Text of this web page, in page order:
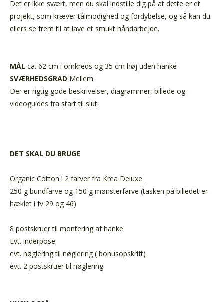
Det er ikke svært, men du skal indstille dig på at dette er et
projekt, som kræver tålmodighed og fordybelse, og så kan du
ellers se frem til at lave et smukt håndarbejde.
MÅL ca. 62 cm i omkreds og 35 cm høj uden hanke
SVÆRHEDSGRAD Mellem
Der er rigtig gode beskrivelser, diagrammer, billede og
videoguides fra start til slut.
DET SKAL DU BRUGE
Organic Cotton i 2 farver fra Krea Deluxe
250 g bundfarve og 150 g mønsterfarve (tasken på billedet er
hæklet i fv 29 og 46)
8 postskruer til montering af hanke
Evt. inderpose
evt. nøglering til nøglering ( bonusopskrift)
evt. 2 postskruer til nøglering